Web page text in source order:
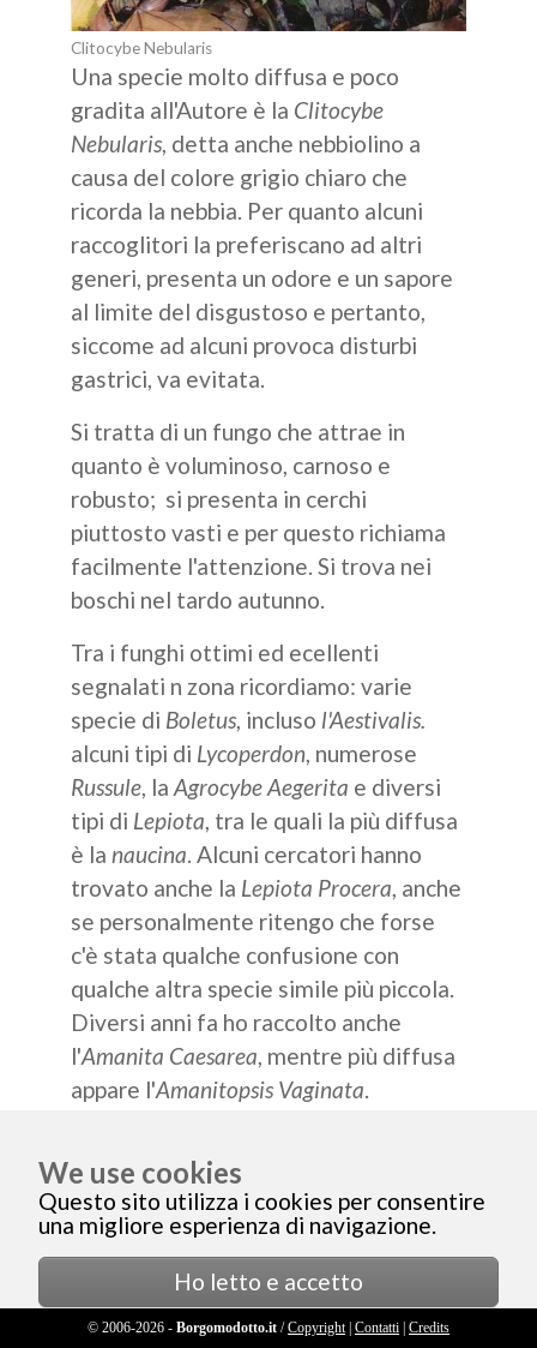
We use cookies
Questo sito utilizza i cookies per consentire
una migliore esperienza di navigazione.
Ho letto e accetto
Clitocybe Nebularis
Una specie molto diffusa e poco
gradita all'Autore è la Clitocybe
Nebularis, detta anche nebbiolino a
causa del colore grigio chiaro che
ricorda la nebbia. Per quanto alcuni
raccoglitori la preferiscano ad altri
generi, presenta un odore e un sapore
al limite del disgustoso e pertanto,
siccome ad alcuni provoca disturbi
gastrici, va evitata.
Si tratta di un fungo che attrae in
quanto è voluminoso, carnoso e
robusto; si presenta in cerchi
piuttosto vasti e per questo richiama
facilmente l'attenzione. Si trova nei
boschi nel tardo autunno.
Tra i funghi ottimi ed ecellenti
segnalati n zona ricordiamo: varie
specie di Boletus, incluso l'Aestivalis.
alcuni tipi di Lycoperdon, numerose
Russule, la Agrocybe Aegerita e diversi
tipi di Lepiota, tra le quali la più diffusa
è la naucina. Alcuni cercatori hanno
trovato anche la Lepiota Procera, anche
se personalmente ritengo che forse
c'è stata qualche confusione con
qualche altra specie simile più piccola.
Diversi anni fa ho raccolto anche
l'Amanita Caesarea, mentre più diffusa
appare l'Amanitopsis Vaginata.
Agaricus, Pleurotus, Collibye e Morchelle,
Lattari e Russule.
Specie non commestibili→
© 2006-2026 - Borgomodotto.it /Copyright | Contatti | Credits